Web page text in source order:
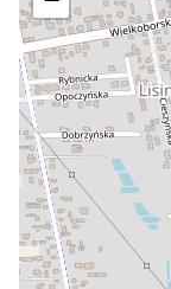
Português
Suomi
Україна
Zamknij